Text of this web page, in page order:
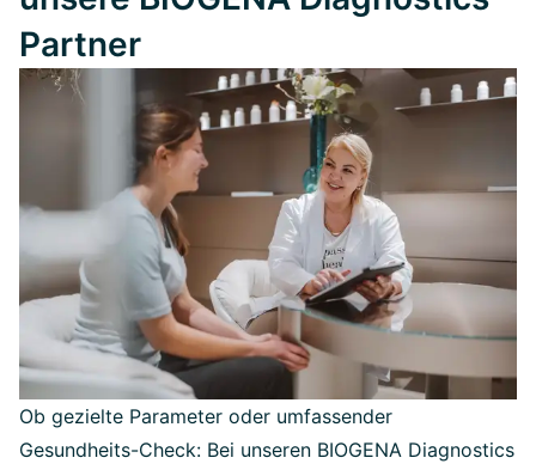
Partner
Ob gezielte Parameter oder umfassender
Gesundheits-Check: Bei unseren BIOGENA Diagnostics